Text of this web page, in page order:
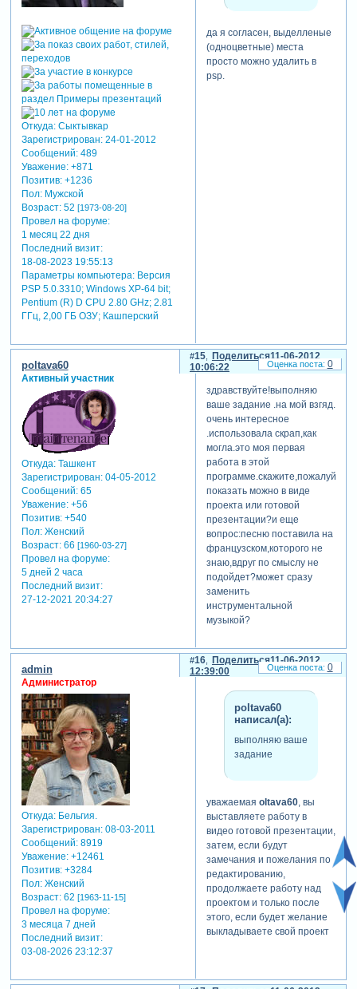
Откуда:Сыктывкар
Зарегистрирован: 24-01-2012
Сообщений:489
Уважение: +871
Позитив: +1236
Пол:Мужской
Возраст:52 [1973-08-20]
Провел на форуме:
1 месяц 22 дня
Последний визит:
18-08-2023 19:55:13
Параметры компьютера:Версия
PSP 5.0.3310; Windows XP-64 bit;
Pentium (R) D CPU 2.80 GHz; 2.81
ГГц, 2,00 ГБ ОЗУ; Кашперский
да я согласен, выделленые
(одноцветные) места
просто можно удалить в
psp.
Поделиться
15
11-06-2012
10:06:22
poltava60
Активный участник
Откуда:Ташкент
Зарегистрирован: 04-05-2012
Сообщений:65
Уважение: +56
Позитив: +540
Пол:Женский
Возраст:66 [1960-03-27]
Провел на форуме:
5 дней 2 часа
Последний визит:
27-12-2021 20:34:27
здравствуйте!выполняю
ваше задание .на мой взгяд.
очень интересное
.использовала скрап,как
могла.это моя первая
работа в этой
показать можно в виде
проекта или готовой
презентации?и еще
вопрос:песню поставила на
французском,которого не
знаю,вдруг по смыслу не
подойдет?может сразу
заменить
инструментальной
музыкой?
0
Поделиться
16
11-06-2012
12:39:00
admin
Администратор
Откуда:Бельгия.
Зарегистрирован: 08-03-2011
Сообщений:8919
Уважение: +12461
Позитив: +3284
Пол:Женский
Возраст:62 [1963-11-15]
Провел на форуме:
3 месяца 7 дней
Последний визит:
03-08-2026 23:12:37
poltava60
написал(а):
выполняю ваше
задание
уважаемая oltava60, вы
выставляете работу в
видео готовой презентации,
затем, если будут
замечания и пожелания по
редактированию,
продолжаете работу над
проектом и только после
этого, если будет желание
выкладываете свой проект
0